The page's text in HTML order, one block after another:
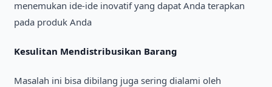
menemukan ide-ide inovatif yang dapat Anda terapkan
pada produk Anda
Kesulitan Mendistribusikan Barang
Masalah ini bisa dibilang juga sering dialami oleh